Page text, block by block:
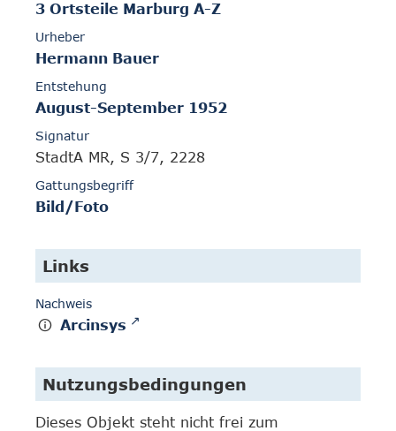
3 Ortsteile Marburg A-Z
Urheber
Hermann Bauer
Entstehung
August-September 1952
Signatur
StadtA MR, S 3/7, 2228
Gattungsbegriff
Bild/Foto
Links
Nachweis
Arcinsys
Nutzungsbedingungen
Dieses Objekt steht nicht frei zum